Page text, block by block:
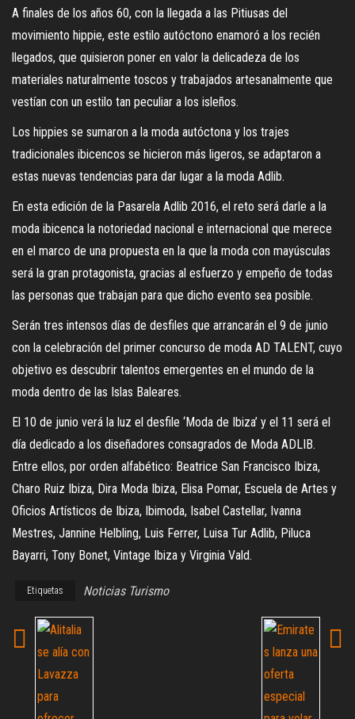
A finales de los años 60, con la llegada a las Pitiusas del
movimiento hippie, este estilo autóctono enamoró a los recién
llegados, que quisieron poner en valor la delicadeza de los
materiales naturalmente toscos y trabajados artesanalmente que
vestían con un estilo tan peculiar a los isleños.
Los hippies se sumaron a la moda autóctona y los trajes
tradicionales ibicencos se hicieron más ligeros, se adaptaron a
estas nuevas tendencias para dar lugar a la moda Adlib.
En esta edición de la Pasarela Adlib 2016, el reto será darle a la
moda ibicenca la notoriedad nacional e internacional que merece
en el marco de una propuesta en la que la moda con mayúsculas
será la gran protagonista, gracias al esfuerzo y empeño de todas
las personas que trabajan para que dicho evento sea posible.
Serán tres intensos días de desfiles que arrancarán el 9 de junio
con la celebración del primer concurso de moda AD TALENT, cuyo
objetivo es descubrir talentos emergentes en el mundo de la
moda dentro de las Islas Baleares.
El 10 de junio verá la luz el desfile ‘Moda de Ibiza’ y el 11 será el
día dedicado a los diseñadores consagrados de Moda ADLIB.
Entre ellos, por orden alfabético: Beatrice San Francisco Ibiza,
Charo Ruiz Ibiza, Dira Moda Ibiza, Elisa Pomar, Escuela de Artes y
Oficios Artísticos de Ibiza, Ibimoda, Isabel Castellar, Ivanna
Mestres, Jannine Helbling, Luis Ferrer, Luisa Tur Adlib, Piluca
Bayarri, Tony Bonet, Vintage Ibiza y Virginia Vald.
Etiquetas Noticias Turismo